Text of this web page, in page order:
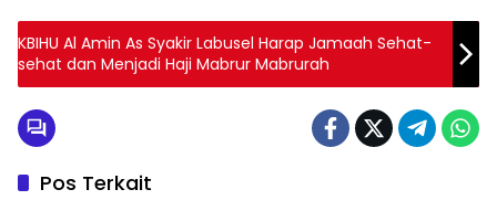
KBIHU Al Amin As Syakir Labusel Harap Jamaah Sehat-
sehat dan Menjadi Haji Mabrur Mabrurah
Pos Terkait